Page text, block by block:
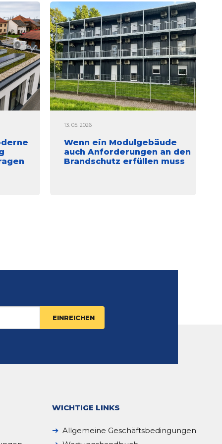
13. 05. 2026
Wenn ein Modulgebäude
auch Anforderungen an den
Brandschutz erfüllen muss
WICHTIGE LINKS
Allgemeine Geschäftsbedingungen